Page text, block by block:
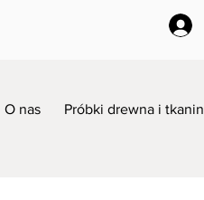
O nas Próbki drewna i tkanin